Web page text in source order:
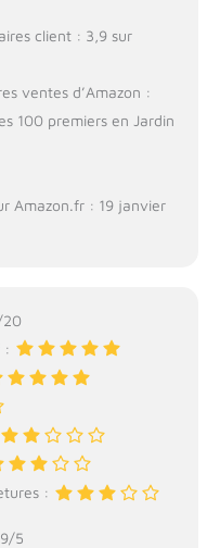
client : 3,9 sur
ventes d’Amazon :
100 premiers en Jardin
Amazon.fr : 19 janvier
20
:
:
5